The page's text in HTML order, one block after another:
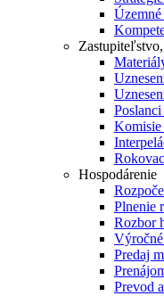
Územné
Komisie
Hospodárenie
Plnenie
Rozbor
Výročné
Predaj
Prevod